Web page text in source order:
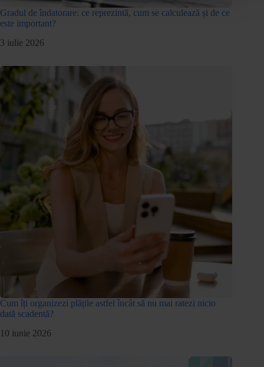
Gradul de îndatorare: ce reprezintă, cum se calculează și de ce
este important?
3 iulie 2026
Cum îți organizezi plățile astfel încât să nu mai ratezi nicio
dată scadentă?
10 iunie 2026